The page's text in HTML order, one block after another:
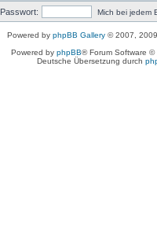
Passwort: Mich bei jedem
Powered by phpBB Gallery© 2007, 2009
Powered by phpBB® Forum Software ©
Deutsche Übersetzung durch